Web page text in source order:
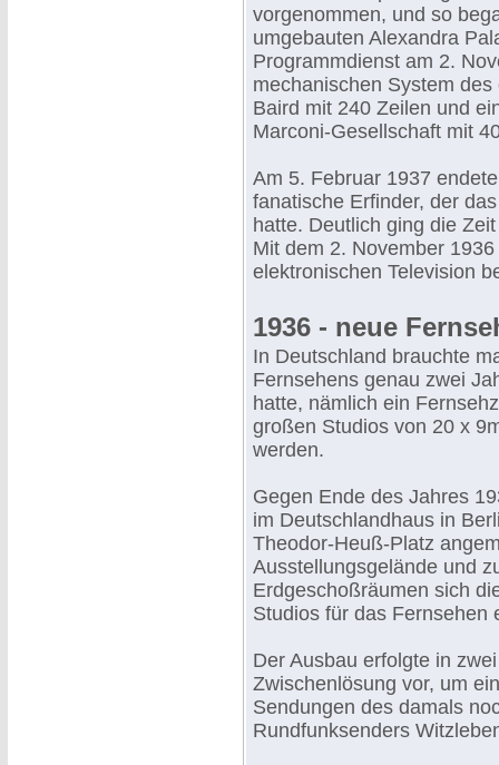
vorgenommen, und so
umgebauten Alexandra
Programmdienst am 2.
mechanischen System
Baird mit 240 Zeilen und
Marconi-Gesellschaft mit
Am 5. Februar 1937
fanatische Erfinder, der
hatte. Deutlich ging die
Mit dem 2. November
elektronischen Television
1936 - neue
In Deutschland brauchte
Fernsehens genau zwei
hatte, nämlich ein
großen Studios von 20 x
werden.
Gegen Ende des Jahres
im Deutschlandhaus in
Theodor-Heuß-Platz
Ausstellungsgelände und
Erdgeschoßräumen sich
Studios für das Fernsehen
Der Ausbau erfolgte in
Zwischenlösung vor, um
Sendungen des damals
Rundfunksenders